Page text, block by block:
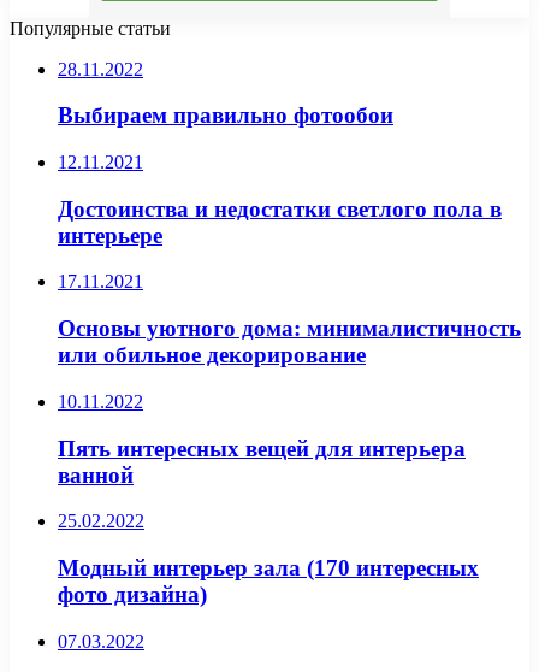
Популярные статьи
28.11.2022
Выбираем правильно фотообои
12.11.2021
Достоинства и недостатки светлого пола в
интерьере
17.11.2021
Основы уютного дома: минималистичность
или обильное декорирование
10.11.2022
Пять интересных вещей для интерьера
ванной
25.02.2022
Модный интерьер зала (170 интересных
фото дизайна)
07.03.2022